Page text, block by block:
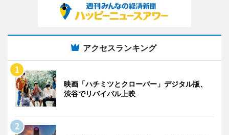
アクセスランキング
映画「ハチミツとクローバー」デジタル版、
渋谷でリバイバル上映